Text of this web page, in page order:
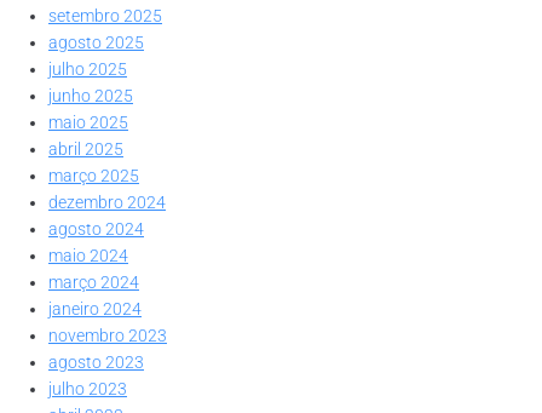
setembro 2025
agosto 2025
julho 2025
junho 2025
maio 2025
abril 2025
março 2025
dezembro 2024
agosto 2024
maio 2024
março 2024
janeiro 2024
novembro 2023
agosto 2023
julho 2023